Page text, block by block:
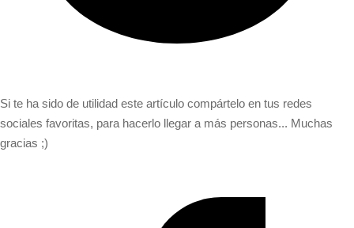
Si te ha sido de utilidad este artículo compártelo en tus redes
sociales favoritas, para hacerlo llegar a más personas... Muchas
gracias ;)